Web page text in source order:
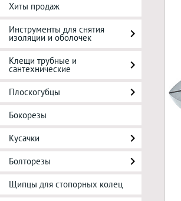
Хиты продаж
Инструменты для снятия
изоляции и оболочек
Клещи трубные и
сантехнические
Плоскогубцы
Бокорезы
Кусачки
Болторезы
Щипцы для стопорных колец